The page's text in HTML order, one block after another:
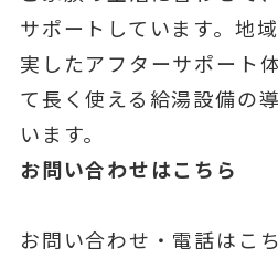
サポートしています。地
実したアフターサポート
て長く使える給湯設備の
います。
お問い合わせはこちら
お問い合わせ・電話はこ